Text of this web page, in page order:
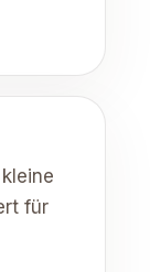
für